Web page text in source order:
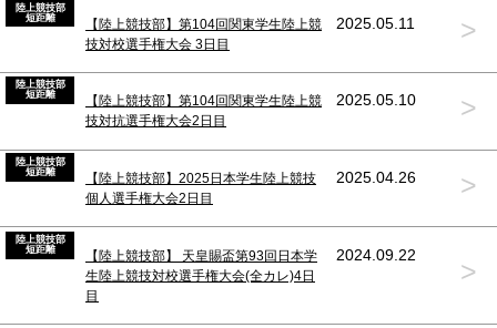
陸上競技部
短距離
【陸上競技部】第104回関東学生陸上競
技対校選手権大会 3日目
2025.05.11 >
陸上競技部
短距離
【陸上競技部】第104回関東学生陸上競
技対抗選手権大会2日目
2025.05.10 >
陸上競技部
短距離
【陸上競技部】2025日本学生陸上競技
個人選手権大会2日目
2025.04.26 >
陸上競技部
短距離
【陸上競技部】 天皇賜盃第93回日本学
生陸上競技対校選手権大会(全カレ)4日
目
2024.09.22
>